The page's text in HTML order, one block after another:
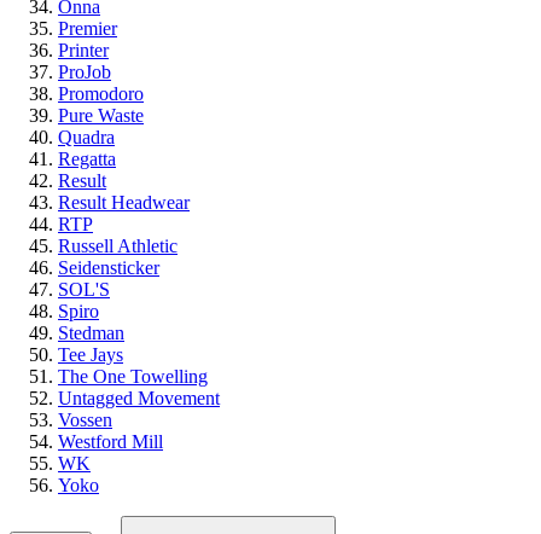
Onna
Premier
Printer
ProJob
Promodoro
Pure Waste
Quadra
Regatta
Result
Result Headwear
RTP
Russell Athletic
Seidensticker
SOL'S
Spiro
Stedman
Tee Jays
The One Towelling
Untagged Movement
Vossen
Westford Mill
WK
Yoko